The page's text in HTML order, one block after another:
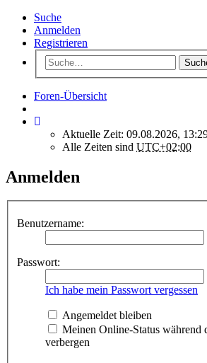
Suche
Anmelden
Registrieren
Foren-Übersicht
Aktuelle Zeit: 09.08.2026,
Alle Zeiten sind UTC+02:00
Anmelden
Benutzername:
Passwort:
Ich habe mein Passwort vergessen
Angemeldet bleiben
Meinen Online-Status während
verbergen